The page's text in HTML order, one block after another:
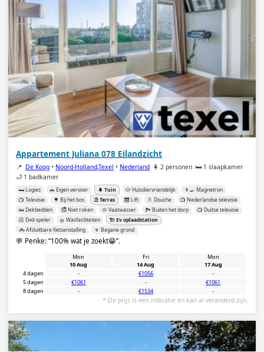
Appartement Juliana 078 Eilandzicht
📍 De Koog • Noord-Holland,Texel • Nederland 🧍 2 personen 🛏️ 1 slaapkamer
🛁 1 badkamer
🛏️ Logies 🚗 Eigen vervoer 🌲 Tuin 🐶 Huisdiervriendelijk
👨‍🍳 Magnetron
📺 Televisie
🌳 Bij het bos ⛱️ Terras 🛗 Lift 🚿 Douche
📺 Nederlandse televisie
🛌 Dekbedden
🚭 Niet roken 🧼 Vaatwasser 🏞️ Buiten het dorp
📺 Duitse televisie
📀 Dvd-speler
🧺 Wasfaciliteiten
🔌 Ev oplaadstation
🚲 Afsluitbare fietsenstalling
🔽 Begane grond
💬 Penke: 100% wat je zoekt😁 .
Mon
10 Aug
Fri
14 Aug
Mon
17 Aug
4 dagen
- €1056
-
5 dagen
€1061 -
€1061
8 dagen
- €1534 -
* De prijs is een indicatie en kan al veranderd zijn.